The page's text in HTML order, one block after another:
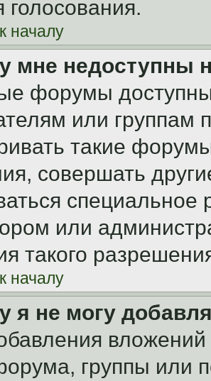
голосования.
началу
мне недоступны
форумы
или группам
такие
совершать
или
такого
началу
я не могу
группы или